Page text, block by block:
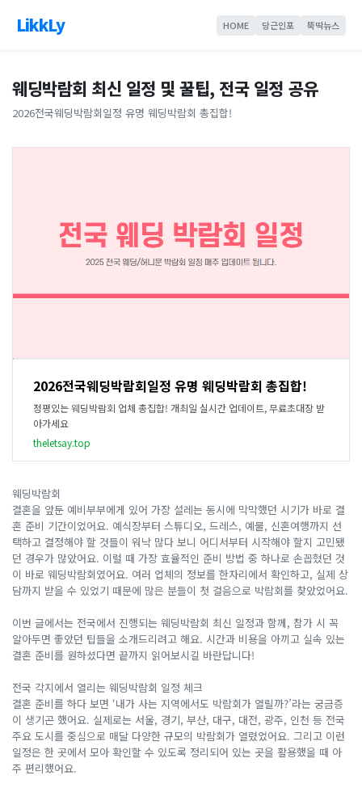
LikkLy HOME 당근인포 뚝딱뉴스
웨딩박람회 최신 일정 및 꿀팁, 전국 일정 공유
2026전국웨딩박람회일정 유명 웨딩박람회 총집합!
2026전국웨딩박람회일정 유명 웨딩박람회 총집합!
정평있는 웨딩박람회 업체 총집합! 개최일 실시간 업데이트, 무료초대장 받
아가세요
theletsay.top
​웨딩박람회
결혼을 앞둔 예비부부에게 있어 가장 설레는 동시에 막막했던 시기가 바로 결
혼 준비 기간이었어요. 예식장부터 스튜디오, 드레스, 예물, 신혼여행까지 선
택하고 결정해야 할 것들이 워낙 많다 보니 어디서부터 시작해야 할지 고민됐
던 경우가 많았어요. 이럴 때 가장 효율적인 준비 방법 중 하나로 손꼽혔던 것
이 바로 웨딩박람회였어요. 여러 업체의 정보를 한자리에서 확인하고, 실제 상
담까지 받을 수 있었기 때문에 많은 분들이 첫 걸음으로 박람회를 찾았었어요.
이번 글에서는 전국에서 진행되는 웨딩박람회 최신 일정과 함께, 참가 시 꼭
알아두면 좋았던 팁들을 소개드리려고 해요. 시간과 비용을 아끼고 실속 있는
결혼 준비를 원하셨다면 끝까지 읽어보시길 바란답니다!
전국 각지에서 열리는 웨딩박람회 일정 체크
결혼 준비를 하다 보면 ‘내가 사는 지역에서도 박람회가 열릴까?’라는 궁금증
이 생기곤 했어요. 실제로는 서울, 경기, 부산, 대구, 대전, 광주, 인천 등 전국
주요 도시를 중심으로 매달 다양한 규모의 박람회가 열렸었어요. 그리고 이런
일정은 한 곳에서 모아 확인할 수 있도록 정리되어 있는 곳을 활용했을 때 아
주 편리했어요.